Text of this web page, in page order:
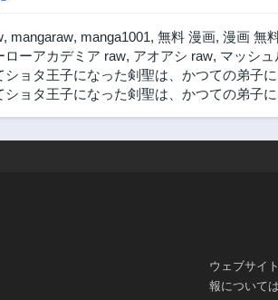
, mangaraw, manga1001, 無料 漫画, 漫画 無
ローアカデミア raw, アオアシ raw, マッシュ
ショタ王子になった剣聖は、かつての弟子
ショタ王子になった剣聖は、かつての弟子
ウェブサイ
報について